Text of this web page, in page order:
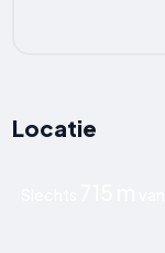
Locatie